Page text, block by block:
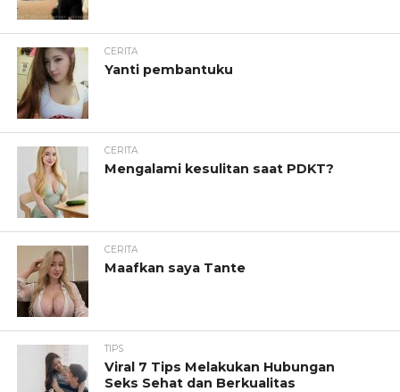
CERITA
Yanti pembantuku
CERITA
Mengalami kesulitan saat PDKT?
CERITA
Maafkan saya Tante
TIPS
Viral 7 Tips Melakukan Hubungan
Seks Sehat dan Berkualitas